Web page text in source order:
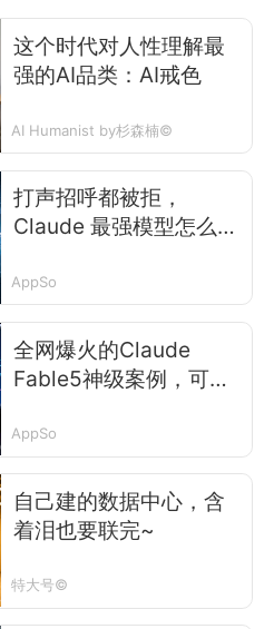
这个时代对人性理解最
强的AI品类：AI戒色
AI Humanist by杉森楠©
打声招呼都被拒，
Claude 最强模型怎么成
AppSo
全网爆火的Claude
Fable5神级案例，可能
AppSo
自己建的数据中心，含
着泪也要联完~
特大号©